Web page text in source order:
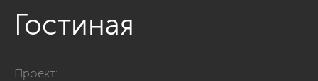
Гостиная
Проект: